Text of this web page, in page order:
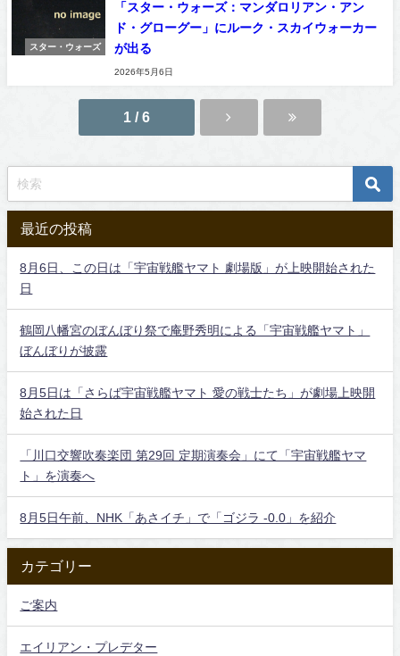
スター・ウォーズ
「スター・ウォーズ：マンダロリアン・アン
ド・グローグー」にルーク・スカイウォーカー
が出る
2026年5月6日
1 / 6
最近の投稿
8月6日、この日は「宇宙戦艦ヤマト 劇場版」が上映開始された
日
鶴岡八幡宮のぼんぼり祭で庵野秀明による「宇宙戦艦ヤマト」
ぼんぼりが披露
8月5日は「さらば宇宙戦艦ヤマト 愛の戦士たち」が劇場上映開
始された日
「川口交響吹奏楽団 第29回 定期演奏会」にて「宇宙戦艦ヤマ
ト」を演奏へ
8月5日午前、NHK「あさイチ」で「ゴジラ -0.0」を紹介
カテゴリー
ご案内
エイリアン・プレデター